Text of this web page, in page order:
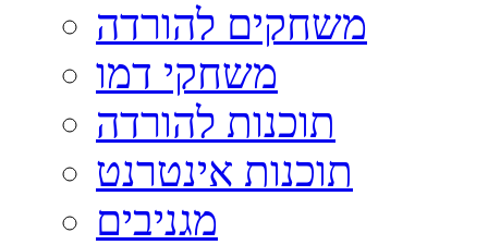
משחקים להורדה
משחקי דמו
תוכנות להורדה
תוכנות אינטרנט
מגניבים